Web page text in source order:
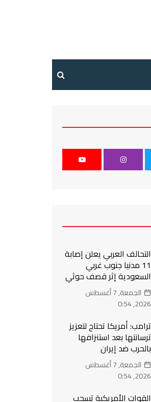
التحالف العربي يعلن إصابة
11 مدنيا جنوب غربي
السعودية إثر قصف حوثي
الجمعة, 7 أغسطس
2026, 0:54
ترامب: أمريكا تحتاج لتعزيز
ترسانتها بعد استنزافها
بالحرب ضد إيران
الجمعة, 7 أغسطس
2026, 0:54
القوات الأمريكية تسحب